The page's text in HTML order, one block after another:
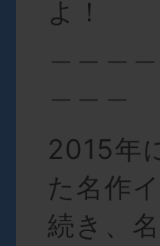
よ！
2015年
た名作
続き、